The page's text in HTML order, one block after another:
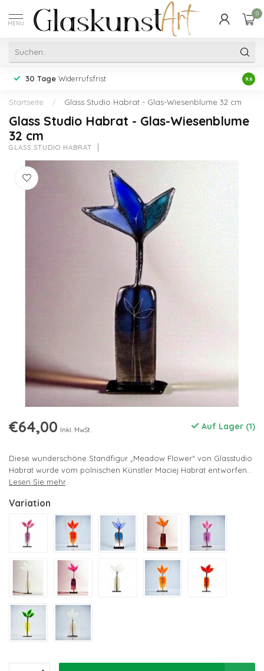
MENU
0
30 Tage Widerrufsfrist 9.6
Startseite / Glass Studio Habrat - Glas-Wiesenblume 32 cm
Glass Studio Habrat - Glas-Wiesenblume
32 cm
GLASS STUDIO HABRAT
€64,00 Inkl. MwSt. Auf Lager (1)
Diese wunderschöne Standfigur „Meadow Flower“ von Glasstudio
Habrat wurde vom polnischen Künstler Maciej Habrat entworfen...
Lesen Sie mehr.
Variation